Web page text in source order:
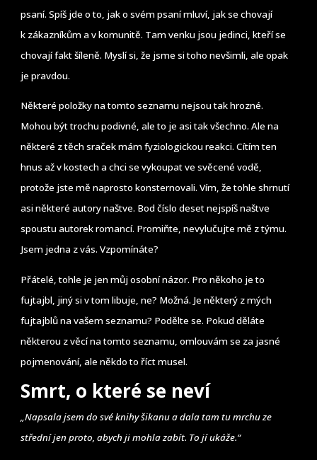
psaní. Spíš jde o to, jak o svém psaní mluví, jak se chovají
k zákazníkům a v komunitě. Tam venku jsou jedinci, kteří se
chovají fakt šíleně. Myslí si, že jsme si toho nevšimli, ale opak
je pravdou.
Některé položky na tomto seznamu nejsou tak hrozné.
Mohou být trochu podivné, ale to je asi tak všechno. Ale na
některé z těch sraček mám fyziologickou reakci. Cítím ten
hnus až v kostech a chci se vykoupat ve svěcené vodě,
protože jste mě naprosto konsternovali. Vím, že tohle shrnutí
asi některé autory naštve. Bod číslo deset nejspíš naštve
spoustu autorek romancí. Promiňte, nevylučujte mě z týmu.
Jsem jedna z vás. Vzpomínáte?
Přátelé, tohle je jen můj osobní názor. Pro někoho je to
fujtajbl, jiný si v tom libuje, ne? Možná. Je některý z mých
fujtajblů na vašem seznamu? Podělte se. Pokud děláte
některou z věcí na tomto seznamu, omlouvám se za jasné
pojmenování, ale někdo to říct musel.
Smrt, o které se neví
„Napsala jsem do své knihy šikanu a dala tam tu mrchu ze
střední jen proto, abych ji mohla zabít. To jí ukáže.“